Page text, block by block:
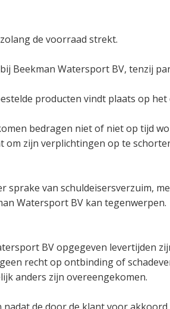
de voorraad strekt.
Beekman Watersport BV, tenzij
producten vindt plaats op
bedragen niet of niet op tijd
om zijn verplichtingen op te
sprake van schuldeisersverzuim,
Watersport BV kan tegenwerpen.
BV opgegeven levertijden
recht op ontbinding of
anders zijn overeengekomen.